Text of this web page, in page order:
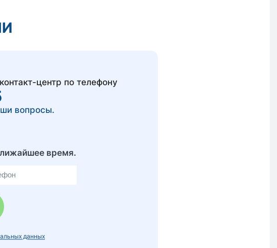
центр по телефону
вопросы.
время.
данных